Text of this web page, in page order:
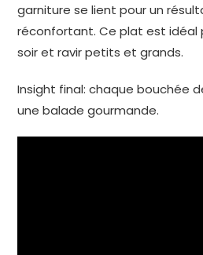
garniture se lient pour un
réconfortant. Ce plat est idéal
soir et ravir petits et grands.
Insight final: chaque bouchée
une balade gourmande.